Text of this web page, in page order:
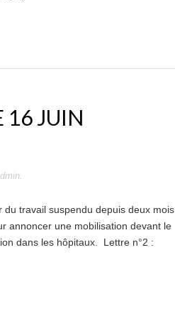
16 JUIN
.
travail suspendu depuis deux mois
annoncer une mobilisation devant le
dans les hôpitaux. Lettre n°2 :